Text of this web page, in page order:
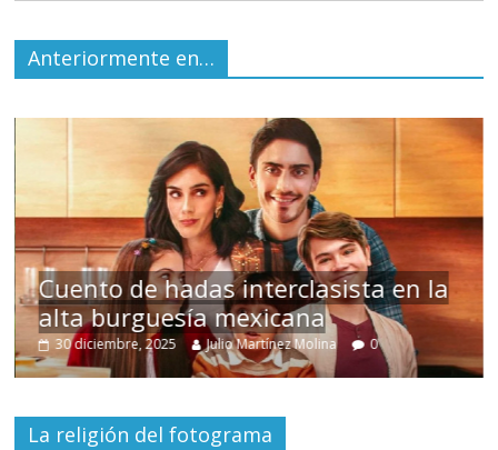
Anteriormente en…
Cuento de hadas interclasista en la
alta burguesía mexicana
30 diciembre, 2025 Julio Martínez Molina 0
La religión del fotograma